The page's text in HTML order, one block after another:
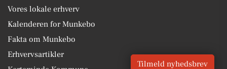
Vores lokale erhverv
Kalenderen for Munkebo
Fakta om Munkebo
Erhvervsartikler
Tilmeld nyhedsbrev